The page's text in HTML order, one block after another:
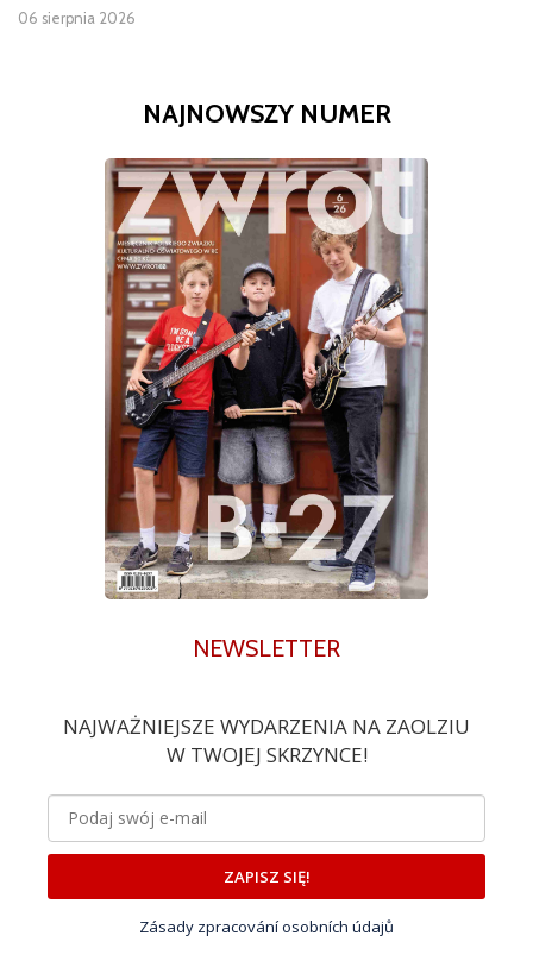
06 sierpnia 2026
NAJNOWSZY NUMER
NEWSLETTER
NAJWAŻNIEJSZE WYDARZENIA NA ZAOLZIU
W TWOJEJ SKRZYNCE!
ZAPISZ SIĘ!
Zásady zpracování osobních údajů